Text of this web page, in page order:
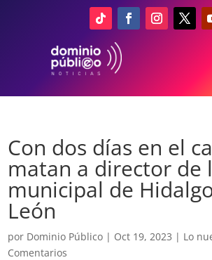
Con dos días en el
matan a director de
municipal de
León
por Dominio Público | Oct 19, 2023 | Lo
Comentarios